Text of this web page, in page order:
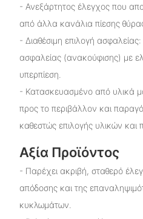
- Ανεξάρτητος έλεγχος που
από άλλα κανάλια πίεσης
- Διαθέσιμη επιλογή
ασφαλείας (ανακούφισης) με
υπερπίεση.
- Κατασκευασμένο από υλικά
προς το περιβάλλον και
καθεστώς επιλογής υλικών και
Αξία Προϊόντος
- Παρέχει ακριβή, σταθερό
απόδοσης και της
κυκλωμάτων.